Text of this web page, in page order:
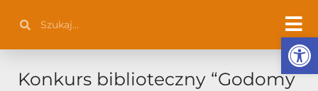
treści
Konkurs biblioteczny “Godomy